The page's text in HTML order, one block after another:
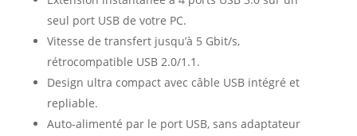
seul port USB de votre PC.
Vitesse de transfert jusqu’à 5 Gbit/s,
rétrocompatible USB 2.0/1.1.
Design ultra compact avec câble USB intégré et
repliable.
Auto-alimenté par le port USB, sans adaptateur